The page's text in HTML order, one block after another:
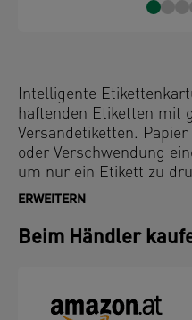
Intelligente
haftenden Etiketten mit
Versandetiketten.
oder Verschwendung
um nur ein Etikett zu
ERWEITERN
Beim Händler